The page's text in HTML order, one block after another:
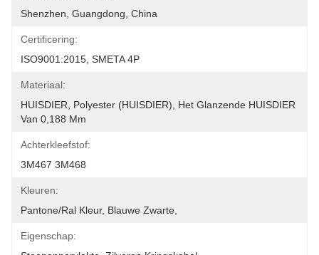
Shenzhen, Guangdong, China
Certificering:
ISO9001:2015, SMETA 4P
Materiaal:
HUISDIER, Polyester (HUISDIER), Het Glanzende HUISDIER
Van 0,188 Mm
Achterkleefstof:
3M467 3M468
Kleuren:
Pantone/ral Kleur, Blauwe Zwarte,
Eigenschap: